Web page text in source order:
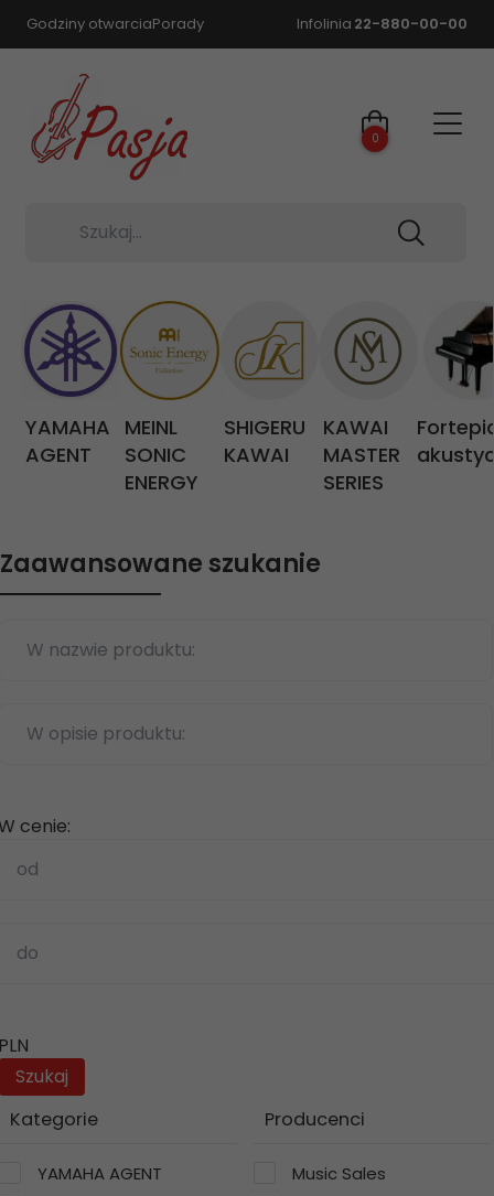
Godziny otwarciaPorady Infolinia 22-880-00-00
Szukaj...
0
YAMAHA
AGENT
MEINL
SONIC
ENERGY
SHIGERU
KAWAI
KAWAI
MASTER
SERIES
Zaawansowane szukanie
W nazwie produktu:
W opisie produktu:
cenie:
od
do
Kategorie
YAMAHA AGENT
Producenci
Music Sales